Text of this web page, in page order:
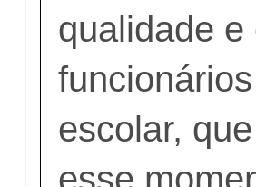
qualidade
escolar,
esse